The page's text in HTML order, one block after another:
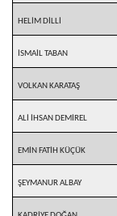
HELİM DİLLİ
İSMAİL TABAN
VOLKAN KARATAŞ
ALİ İHSAN DEMİREL
EMİN FATİH KÜÇÜK
ŞEYMANUR ALBAY